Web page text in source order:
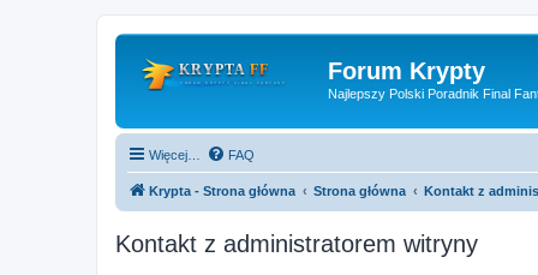
Forum Krypty
Najlepszy Polski Poradnik Final
Więcej… FAQ
Krypta - Strona główna Strona główna Kontakt z
Kontakt z administratorem witryny